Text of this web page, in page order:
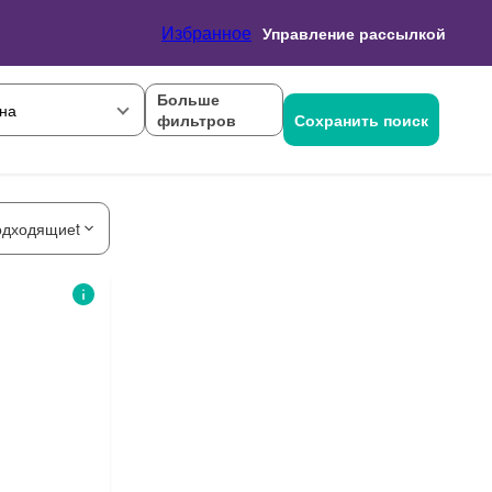
Избранное Управление рассылкой
Больше
фильтров
Сохранить поиск